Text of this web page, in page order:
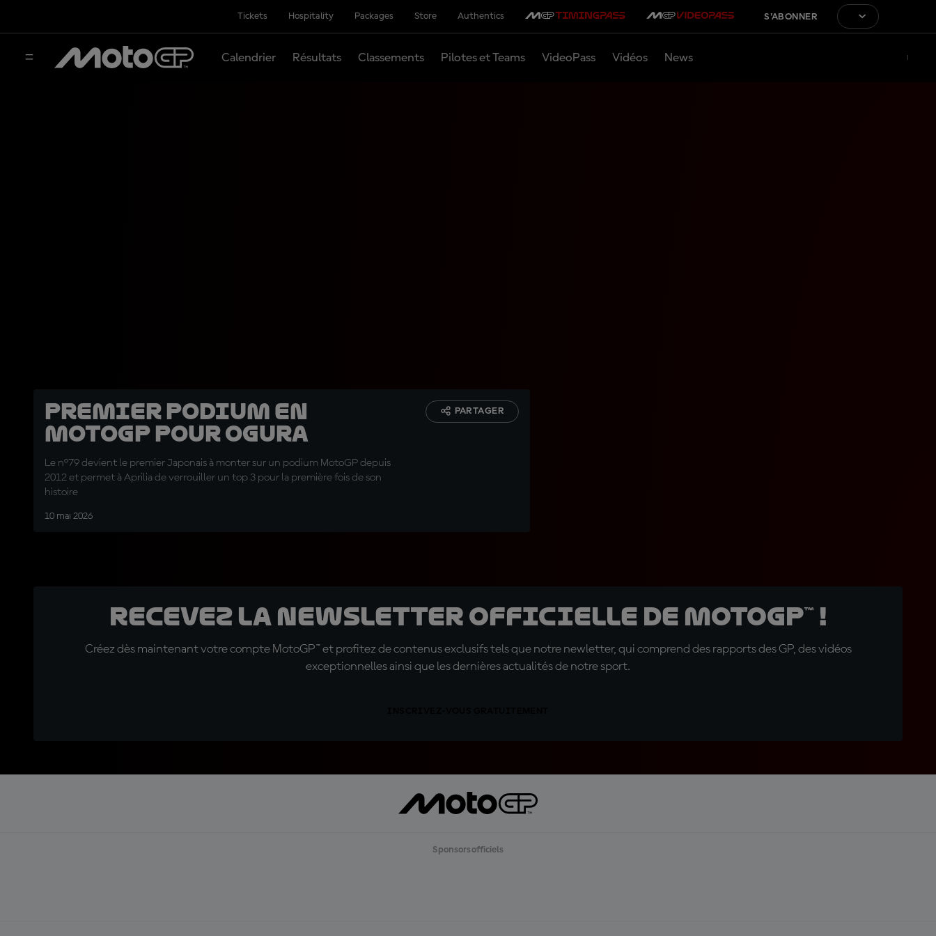
Tickets Hospitality Packages Store Authentics S'ABONNER
Calendrier Résultats Classements Pilotes et Teams VideoPass Vidéos News
Premier podium en
MotoGP pour Ogura
Le n°79 devient le premier Japonais à monter sur un podium MotoGP depuis
2012 et permet à Aprilia de verrouiller un top 3 pour la première fois de son
histoire
10 mai 2026
PARTAGER
Recevez la Newsletter officielle de MotoGP™ !
Créez dès maintenant votre compte MotoGP™ et profitez de contenus exclusifs tels que notre newletter, qui comprend des rapports des GP, des vidéos
exceptionnelles ainsi que les dernières actualités de notre sport.
Sponsors officiels